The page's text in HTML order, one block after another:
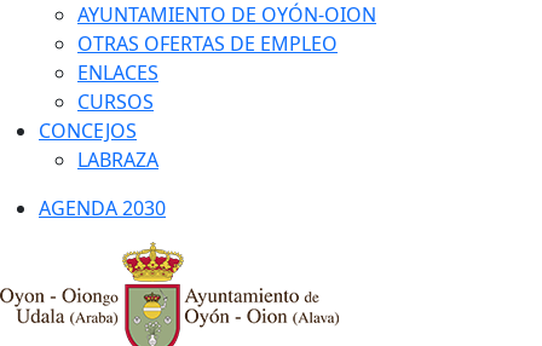
AYUNTAMIENTO DE OYÓN-OION
OTRAS OFERTAS DE EMPLEO
ENLACES
CURSOS
CONCEJOS
LABRAZA
AGENDA 2030